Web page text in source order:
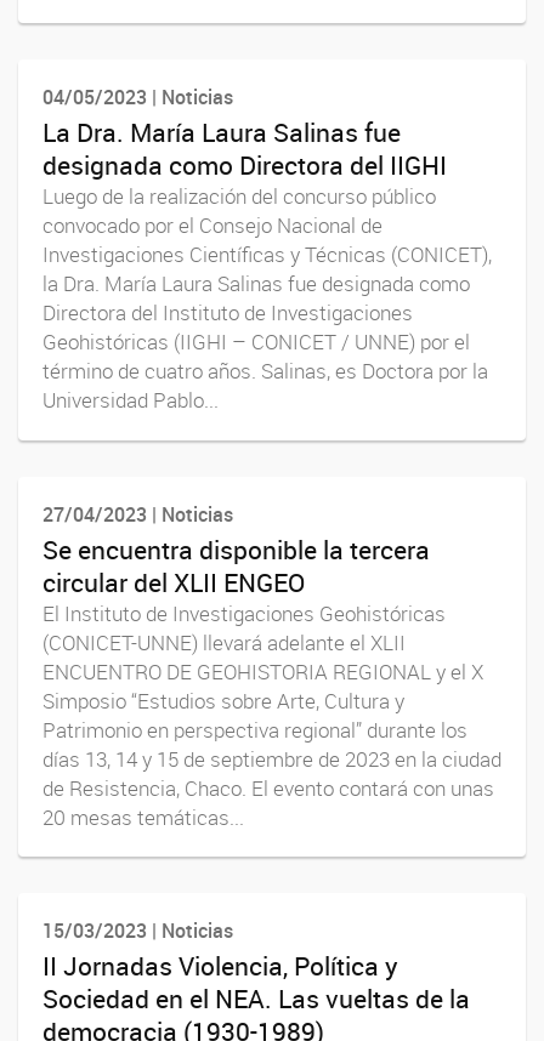
04/05/2023 | Noticias
La Dra. María Laura Salinas fue
designada como Directora del IIGHI
Luego de la realización del concurso público
convocado por el Consejo Nacional de
Investigaciones Científicas y Técnicas (CONICET),
la Dra. María Laura Salinas fue designada como
Directora del Instituto de Investigaciones
Geohistóricas (IIGHI – CONICET / UNNE) por el
término de cuatro años. Salinas, es Doctora por la
Universidad Pablo...
27/04/2023 | Noticias
Se encuentra disponible la tercera
circular del XLII ENGEO
El Instituto de Investigaciones Geohistóricas
(CONICET-UNNE) llevará adelante el XLII
ENCUENTRO DE GEOHISTORIA REGIONAL y el X
Simposio “Estudios sobre Arte, Cultura y
Patrimonio en perspectiva regional” durante los
días 13, 14 y 15 de septiembre de 2023 en la ciudad
de Resistencia, Chaco. El evento contará con unas
20 mesas temáticas...
15/03/2023 | Noticias
II Jornadas Violencia, Política y
Sociedad en el NEA. Las vueltas de la
democracia (1930-1989)